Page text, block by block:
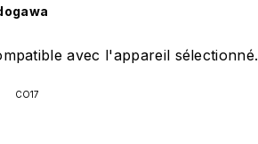
avec l'appareil sélectionné.
CO17